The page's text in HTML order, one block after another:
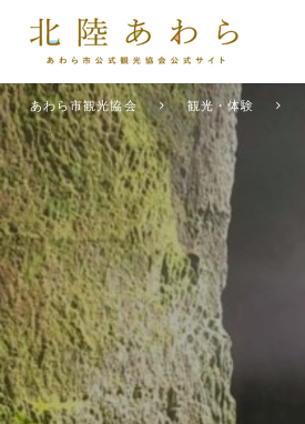
あわら市観光協会 観光・体験